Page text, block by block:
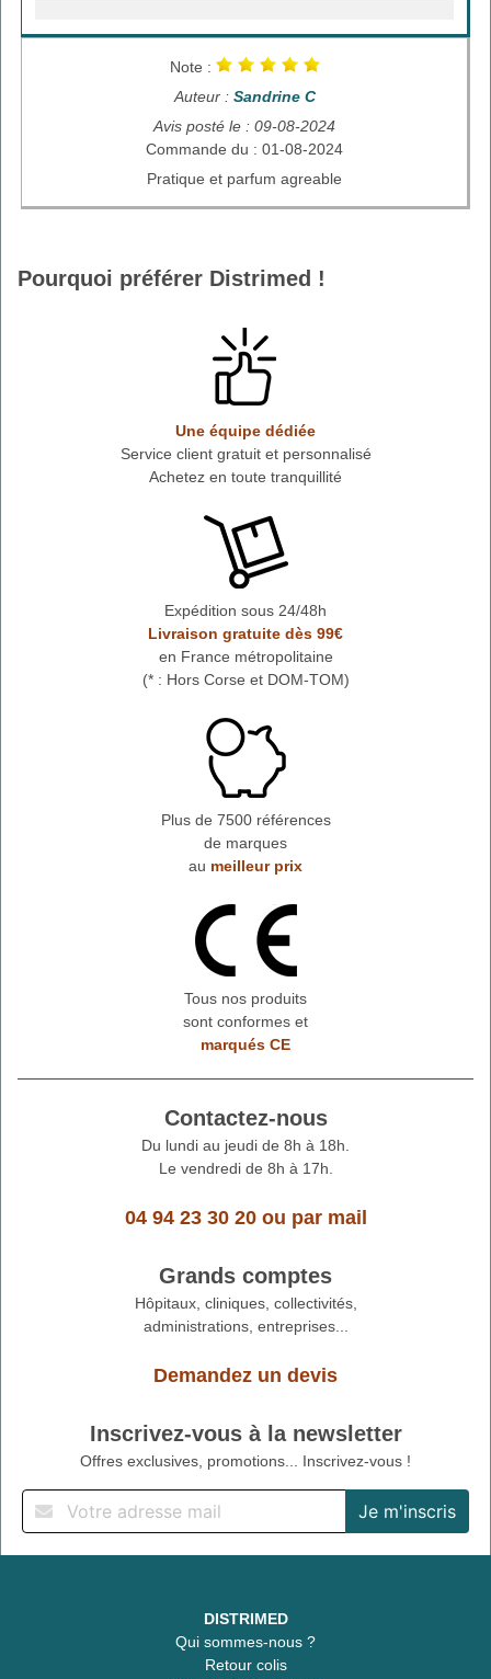
Note :
Auteur : Sandrine C
Avis posté le : 09-08-2024
Commande du : 01-08-2024
Pratique et parfum agreable
Pourquoi préférer Distrimed !
Une équipe dédiée
Service client gratuit et personnalisé
Achetez en toute tranquillité
Expédition sous 24/48h
Livraison gratuite dès 99€
en France métropolitaine
(* : Hors Corse et DOM-TOM)
Plus de 7500 références
de marques
au meilleur prix
Tous nos produits
sont conformes et
marqués CE
Contactez-nous
Du lundi au jeudi de 8h à 18h.
Le vendredi de 8h à 17h.
04 94 23 30 20ou par mail
Grands comptes
Hôpitaux, cliniques, collectivités,
administrations, entreprises...
Demandez un devis
Inscrivez-vous à la newsletter
Offres exclusives, promotions... Inscrivez-vous !
DISTRIMED
Qui sommes-nous ?
Retour colis